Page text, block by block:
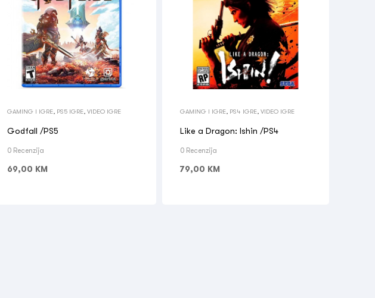
GAMING I IGRE, PS5 IGRE, VIDEO IGRE
Godfall /PS5
0 Recenzija
69,00 KM
GAMING I IGRE, PS4 IGRE, VIDEO IGRE
Like a Dragon: Ishin /PS4
0 Recenzija
79,00 KM